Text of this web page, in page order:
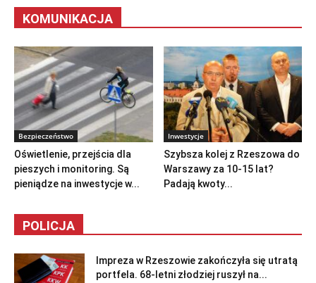
KOMUNIKACJA
Bezpieczeństwo
Oświetlenie, przejścia dla
pieszych i monitoring. Są
pieniądze na inwestycje w...
Inwestycje
Szybsza kolej z Rzeszowa do
Warszawy za 10-15 lat?
Padają kwoty...
POLICJA
Impreza w Rzeszowie zakończyła się utratą
portfela. 68-letni złodziej ruszył na...